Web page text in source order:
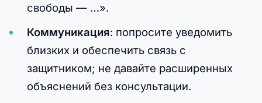
свободы — …».
Коммуникация: попросите уведомить
близких и обеспечить связь с
защитником; не давайте расширенных
объяснений без консультации.